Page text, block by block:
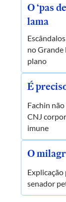
O ‘pas
lama
no Grande
plano
É
Fachin
CNJ
imune
O
senador